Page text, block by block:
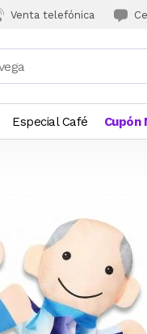
Venta telefónica
Especial Café Cupón